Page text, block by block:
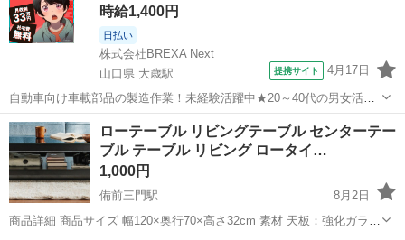
時給1,400円
日払い
株式会社BREXA Next
山口県 大歳駅
提携サイト 4月17日
自動車向け車載部品の製造作業！未経験活躍中★20～40代の男女活躍
中！友達同士での応募OK！備品付きワンルーム寮費無料！赴任旅費会
社負担！生活支援物資事前対応可◎格安食堂利用可！年間休日135日
♪《山口県山口市》 人気の工...
山口 山口市 大歳駅 その他
ローテーブル リビングテーブル センターテー
ブル テーブル リビング ロータイ…
1,000円
備前三門駅
8月2日
商品詳細 商品サイズ 幅120×奥行70×高さ32cm 素材 天板：強化ガラス